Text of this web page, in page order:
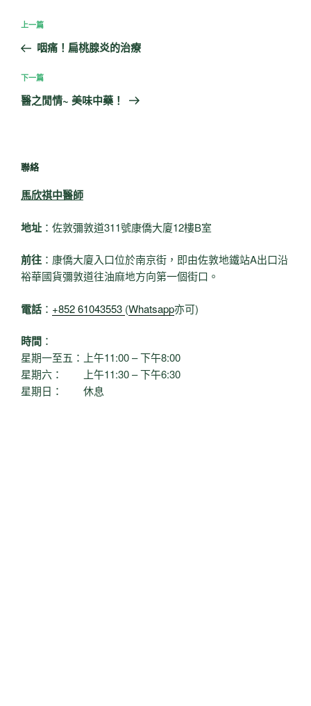
文
導
覽
上
一
文
章
上一篇
咽痛！扁桃腺炎的治療
下
一
下一篇
醫之閒情~ 美味中藥！
聯絡
馬欣祺中醫師
地址 ：佐敦彌敦道311號康僑大廈12樓B室
前往 ：康僑大廈入口位於南京街，即由佐敦地鐵站A出口沿
裕華國貨彌敦道往油麻地方向第一個街口。
電話 ： +852 61043553 (Whatsapp亦可)
時間 ：
星期一至五：上午11:00 – 下午8:00
星期六： 上午11:30 – 下午6:30
星期日： 休息